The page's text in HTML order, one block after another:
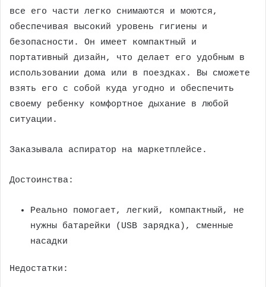
все его части легко снимаются и моются,
обеспечивая высокий уровень гигиены и
безопасности. Он имеет компактный и
портативный дизайн, что делает его удобным в
использовании дома или в поездках. Вы сможете
взять его с собой куда угодно и обеспечить
своему ребенку комфортное дыхание в любой
ситуации.
Заказывала аспиратор на маркетплейсе.
Достоинства:
Реально помогает, легкий, компактный, не
нужны батарейки (USB зарядка), сменные
насадки
Недостатки: